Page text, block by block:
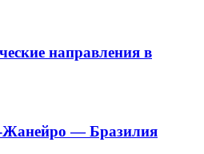
направления в
Жанейро — Бразилия